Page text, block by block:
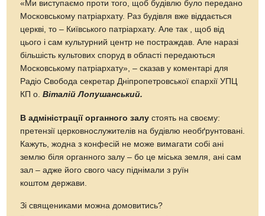
«Ми виступаємо проти того, щоб будівлю було передано
Московському патріархату. Раз будівля вже віддається
церкві, то – Київського патріархату. Але так , щоб від
цього і сам культурний центр не постраждав. Але наразі
більшість культових споруд в області передаються
Московському патріархату», – сказав у коментарі для
Радіо Свобода секретар Дніпропетровської єпархії УПЦ
КП о. Віталій Лопушанський.
В адміністрації органного залу стоять на своєму:
претензії церковнослужителів на будівлю необґрунтовані.
Кажуть, жодна з конфесій не може вимагати собі ані
землю біля органного залу – бо це міська земля, ані сам
зал – адже його свого часу піднімали з руїн
коштом держави.
Зі священиками можна домовитись?